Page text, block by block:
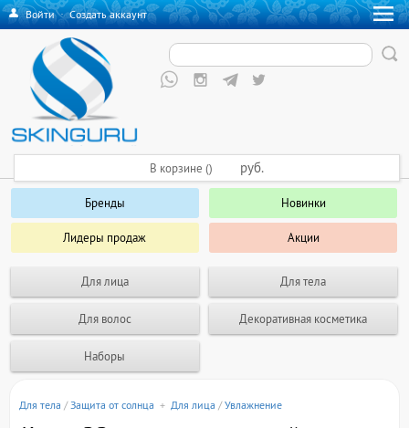
Войти·Создать аккаунт
Бренды Новинки
Лидеры продаж Акции
Для лица Для тела
Для волос Декоративная косметика
Наборы
В корзине () руб.
Для тела /Защита от солнца + Для лица /Увлажнение